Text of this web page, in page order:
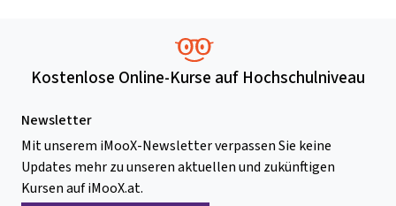
Kostenlose Online-Kurse auf Hochschulniveau
Newsletter
Mit unserem iMooX-Newsletter verpassen Sie keine
Updates mehr zu unseren aktuellen und zukünftigen
Kursen auf iMooX.at.